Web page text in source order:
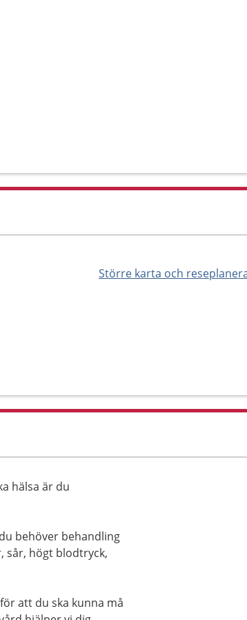
Större karta och
hälsa är du
behöver behandling
sår, högt blodtryck,
att du ska kunna må